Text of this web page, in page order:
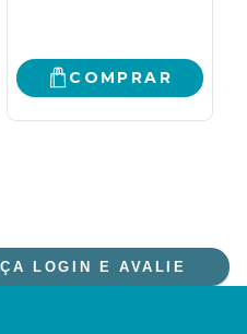
COMPRAR
LOGIN E AVALIE